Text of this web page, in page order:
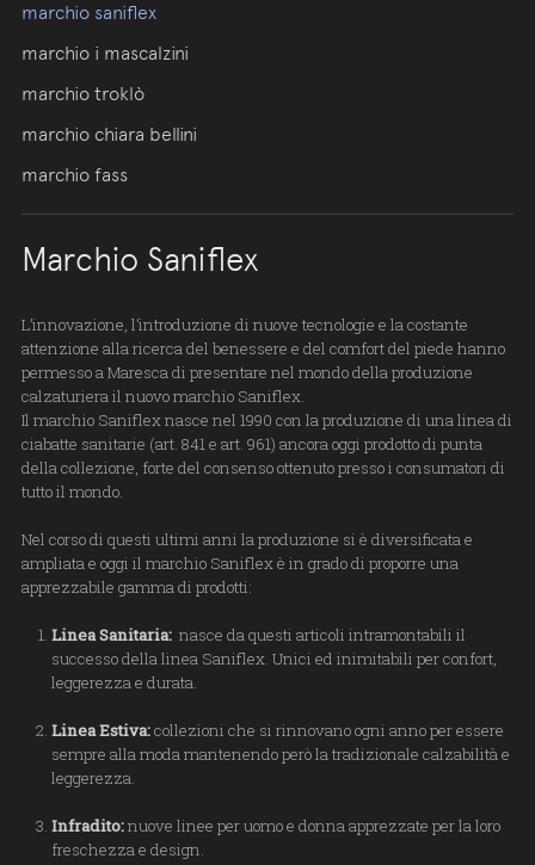
marchio saniflex
marchio i mascalzini
marchio troklò
marchio chiara bellini
marchio fass
Marchio Saniflex
L’innovazione, l’introduzione di nuove tecnologie e la costante
attenzione alla ricerca del benessere e del comfort del piede hanno
permesso a Maresca di presentare nel mondo della produzione
calzaturiera il nuovo marchio Saniflex.
Il marchio Saniflex nasce nel 1990 con la produzione di una linea di
ciabatte sanitarie (art. 841 e art. 961) ancora oggi prodotto di punta
della collezione, forte del consenso ottenuto presso i consumatori di
tutto il mondo.
Nel corso di questi ultimi anni la produzione si è diversificata e
ampliata e oggi il marchio Saniflex è in grado di proporre una
apprezzabile gamma di prodotti:
Linea Sanitaria: nasce da questi articoli intramontabili il
successo della linea Saniflex. Unici ed inimitabili per confort,
leggerezza e durata.
Linea Estiva:collezioni che si rinnovano ogni anno per essere
sempre alla moda mantenendo però la tradizionale calzabilità e
leggerezza.
Infradito:nuove linee per uomo e donna apprezzate per la loro
freschezza e design.